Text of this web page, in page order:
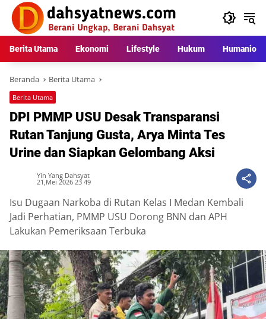
Langsung
konten
Berita Utama Ekonomi Lifestyle Hukum Humaniora
Beranda Berita Utama
Berita Utama
DPI PMMP USU Desak Transparansi
Rutan Tanjung Gusta, Arya Minta Tes
Urine dan Siapkan Gelombang Aksi
Yin Yang Dahsyat
21,Mei 2026 23 49
Isu Dugaan Narkoba di Rutan Kelas I Medan Kembali
Jadi Perhatian, PMMP USU Dorong BNN dan APH
Lakukan Pemeriksaan Terbuka